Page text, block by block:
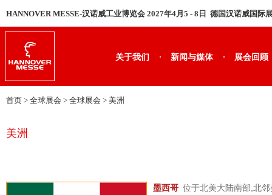
HANNOVER MESSE-汉诺威工业博览会 2027年4月5 - 8日 德国汉诺威国际
关于我们 · 新闻与媒体 · 展会回顾
首页 > 全球展会 > 全球展会 > 美洲
美洲
墨西哥 位于北美大陆南部,北